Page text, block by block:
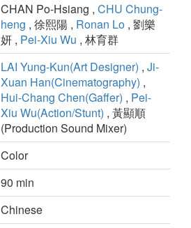
CHAN Po-Hsiang , CHU Chung-
heng , 徐熙陽 , Ronan Lo , 劉樂
妍 , Pei-Xiu Wu , 林育群
LAI Yung-Kun(Art Designer) , Ji-
Xuan Han(Cinematography) ,
Hui-Chang Chen(Gaffer) , Pei-
Xiu Wu(Action/Stunt) , 黃顯順
(Production Sound Mixer)
Color
90 min
Chinese